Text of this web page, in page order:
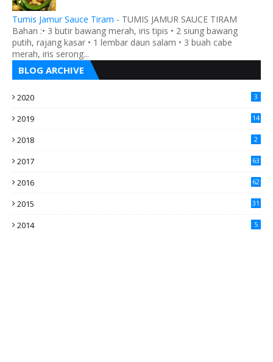
Tumis Jamur Sauce Tiram - TUMIS JAMUR SAUCE TIRAM
Bahan :• 3 butir bawang merah, iris tipis • 2 siung bawang
putih, rajang kasar • 1 lembar daun salam • 3 buah cabe
merah, iris serong...
BLOG ARCHIVE
2020 3
2019 14
2018 2
2017 63
2016
62
2015
31
2014 5